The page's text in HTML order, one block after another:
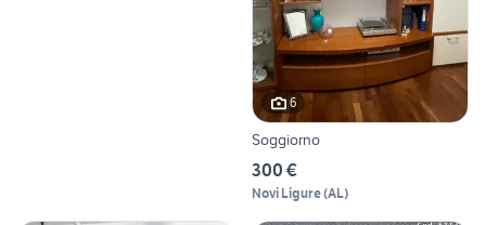
6
Soggiorno
300 €
Novi Ligure(AL)